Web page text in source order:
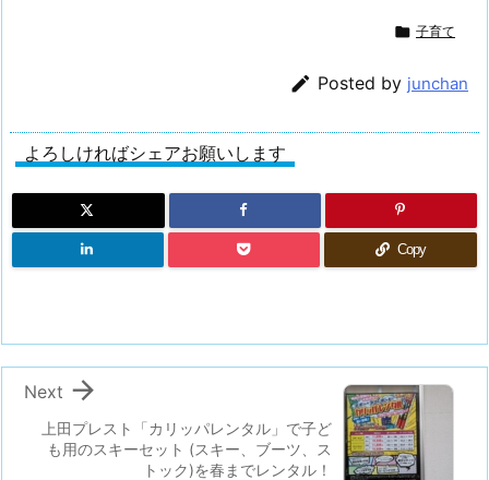
 子育て
 Posted by junchan
よろしければシェアお願いします
Copy
上田プレスト「カリッパレンタル」で子ど
も用のスキーセット (スキー、ブーツ、ス
トック)を春までレンタル！

Next